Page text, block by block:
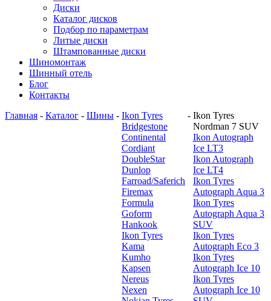
Диски
Каталог дисков
Подбор по параметрам
Литые диски
Штампованные диски
Шиномонтаж
Шинный отель
Блог
Контакты
Главная - Каталог - Шины - Ikon Tyres
Bridgestone
Continental
Cordiant
DoubleStar
Dunlop
Farroad/Saferich
Firemax
Formula
Goform
Hankook
Ikon Tyres
Kama
Kumho
Kapsen
Nereus
Nexen
- Ikon Tyres
Nordman 7 SUV
Ikon Autograph
Ice LT3
Ikon Autograph
Ice LT4
Ikon Tyres
Autograph Aqua 3
Ikon Tyres
Autograph Aqua 3
SUV
Ikon Tyres
Autograph Eco 3
Ikon Tyres
Autograph Ice 10
Ikon Tyres
Autograph Ice 10